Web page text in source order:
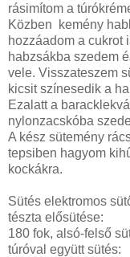
rásimítom a
Közben kemény
hozzáadom a cukrot
habzsákba szedem
vele. Visszateszem
kicsit színesedik a
Ezalatt a
nylonzacskóba
A kész sütemény
tepsiben hagyom
kockákra.
Sütés elektromos
tészta elősütése:
180 fok, alsó-felső
túróval együtt sütés: